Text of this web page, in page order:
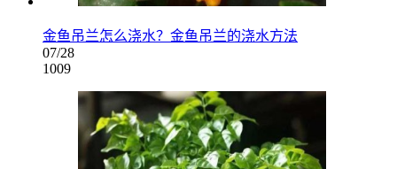
金鱼吊兰怎么浇水？金鱼吊兰的浇水方法
07/28
1009